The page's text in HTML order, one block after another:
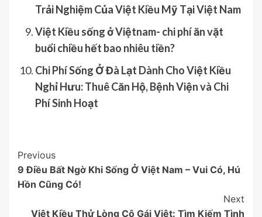
Trải Nghiệm Của Việt Kiều Mỹ Tại Việt Nam
Việt Kiều sống ở Việtnam- chi phí ăn vặt
buổi chiều hết bao nhiêu tiền?
Chi Phí Sống Ở Đà Lạt Dành Cho Việt Kiều
Nghỉ Hưu: Thuê Căn Hộ, Bệnh Viện và Chi
Phí Sinh Hoạt
Post
Navigation
Previous
9 Điều Bất Ngờ Khi Sống Ở Việt Nam – Vui Có, Hú
Hồn Cũng Có!
Next
Việt Kiều Thử Lòng Cô Gái Việt: Tìm Kiếm Tình